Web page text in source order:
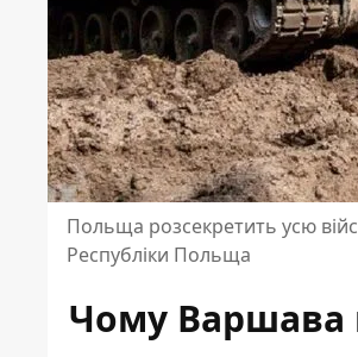
Польща розсекретить усю
Республіки Польща
Чому Варшава